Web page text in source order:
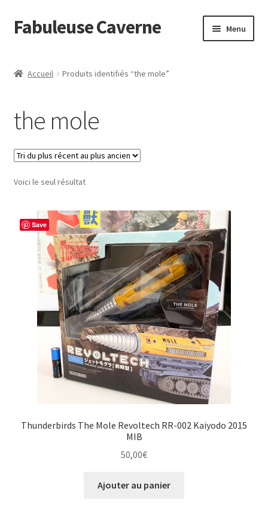
Aller
à
navigation
Aller
au
Fabuleuse Caverne Menu
Superflat Museum Murakami
En réapprovisionnement
Accueil Produits identifiés “the mole”
the mole
Voici le seul résultat
Save
Thunderbirds The Mole Revoltech RR-002 Kaiyodo 2015
MIB
50,00€
Ajouter au panier